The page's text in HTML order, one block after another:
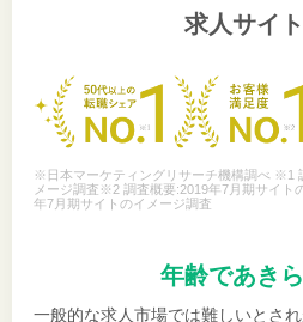
求人サイ
※日本マーケティングリサーチ機構調べ ※1
メージ調査※2 調査概要:2019年7月期サイ
年7月期サイトのイメージ調査
年齢であき
一般的な求人市場では難しいとさ